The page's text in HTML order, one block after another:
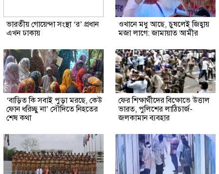
ভারতীয় গোয়েন্দা সংস্থা ‘র’ প্রধান
এখন ঢাকায়
ওখানে মধু আছে, চুষলেই জিহ্বায়
মজা লাগে: জামায়াত আমীর
‘বাড়িত কি সবাই পুড়া মরছে, কেউ
ফোন ধরিচ্ছু না’ সৌদিতে নিহতের
শেষ কথা
ফের শিক্ষার্থীদের বিক্ষোভে উত্তাল
ভারত, পুলিশের লাঠিচার্জ-
জলকামান ব্যবহার